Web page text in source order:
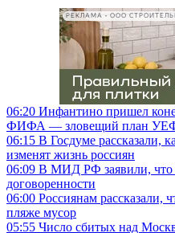
06:20 Инфантино пришел
ФИФА — зловещий план
06:15 В Госдуме рассказали,
изменят жизнь россиян
06:09 В МИД РФ заявили, что
договоренности
06:00 Россиянам рассказали,
пляже мусор
05:55 Число сбитых над